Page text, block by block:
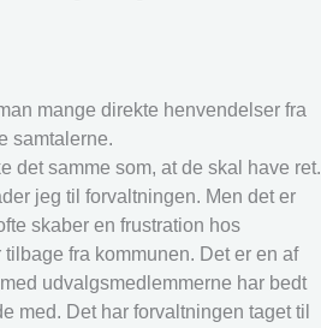
mange direkte henvendelser fra
samtalerne.
det samme som, at de skal have ret.
jeg til forvaltningen. Men det er
skaber en frustration hos
fra kommunen. Det er en af
udvalgsmedlemmerne har bedt
med. Det har forvaltningen taget til